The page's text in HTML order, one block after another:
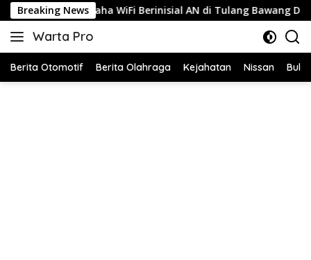
Langsung
ke
konten
Breaking News
Berinisial AN di Tulang Bawang Diduga Jual Layanan
Warta Pro
Akurat
Terpercaya
Berita Otomotif Berita Olahraga Kejahatan Nissan